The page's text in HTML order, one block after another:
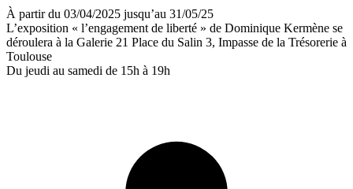
À partir du 03/04/2025 jusqu’au 31/05/25
L’exposition « l’engagement de liberté » de Dominique Kermène se
déroulera à la Galerie 21 Place du Salin 3, Impasse de la Trésorerie à
Toulouse
Du jeudi au samedi de 15h à 19h